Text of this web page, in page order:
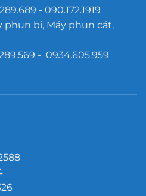
- 090.172.1919
phun bi, Máy phun cát,
- 0934.605.959